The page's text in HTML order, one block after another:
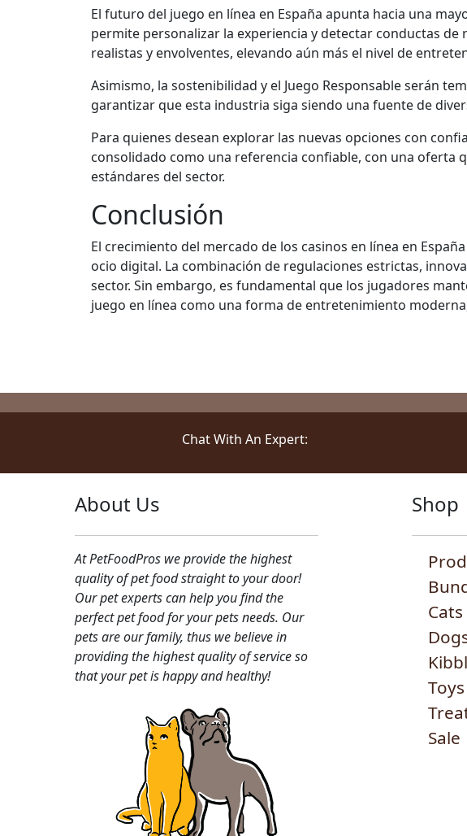
El futuro del juego en línea en España apunta hacia una
permite personalizar la experiencia y detectar conductas
realistas y envolventes, elevando aún más el nivel de
Asimismo, la sostenibilidad y el Juego Responsable serán
garantizar que esta industria siga siendo una fuente de
Para quienes desean explorar las nuevas opciones con
consolidado como una referencia confiable, con una oferta
estándares del sector.
Conclusión
El crecimiento del mercado de los casinos en línea en
ocio digital. La combinación de regulaciones estrictas,
sector. Sin embargo, es fundamental que los jugadores
juego en línea como una forma de entretenimiento
Chat With An Expert:
About Us
At PetFoodPros we provide the highest
quality of pet food straight to your door!
Our pet experts can help you find the
perfect pet food for your pets needs. Our
pets are our family, thus we believe in
providing the highest quality of service so
that your pet is happy and healthy!
Shop
Cats
Toys
Sale